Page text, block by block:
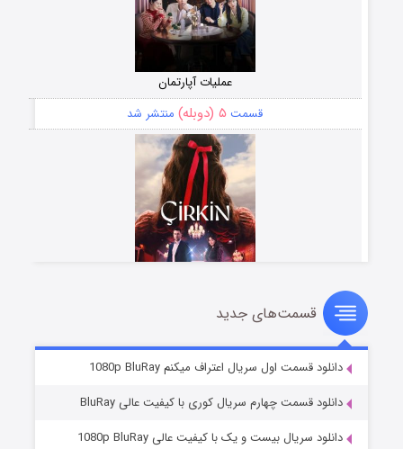
عملیات آپارتمان
قسمت ۵ (دوبله) منتشر شد
سریال زشت
قسمت۲ (زیرنویس) منتشر شد
قسمت‌های جدید
دانلود قسمت اول سریال اعتراف میکنم 1080p BluRay
دانلود قسمت چهارم سریال کوری با کیفیت عالی BluRay
دانلود سریال بیست و یک با کیفیت عالی 1080p BluRay